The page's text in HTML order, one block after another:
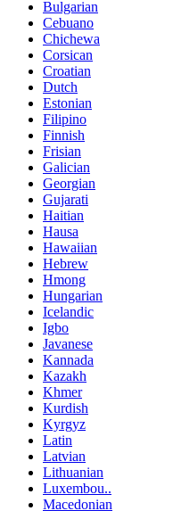
Bulgarian
Cebuano
Chichewa
Corsican
Croatian
Dutch
Estonian
Filipino
Finnish
Frisian
Galician
Georgian
Gujarati
Haitian
Hausa
Hawaiian
Hebrew
Hmong
Hungarian
Icelandic
Igbo
Javanese
Kannada
Kazakh
Khmer
Kurdish
Kyrgyz
Latin
Latvian
Lithuanian
Luxembou..
Macedonian